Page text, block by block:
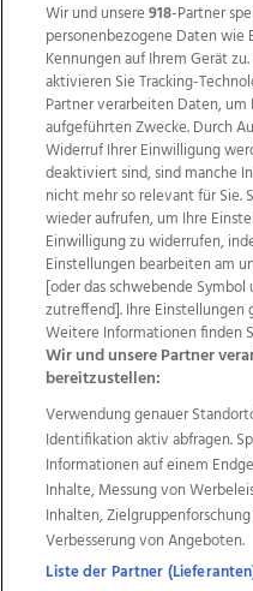
Wir über uns
Datenschutz
AGB Website
Weitere Angebote
TV1 di-mog-i.at
Life Radio
OÖN Karriere
OÖN
Regionaljobs
Wir und unsere918-Partner
personenbezogene Daten
Kennungen auf Ihrem Gerät
aktivieren Sie Tracking-
Partner verarbeiten Daten,
aufgeführten Zwecke. Durch
Widerruf Ihrer Einwilligung
deaktiviert sind, sind manche
nicht mehr so relevant für Sie.
wieder aufrufen, um Ihre
Einwilligung zu widerrufen,
Einstellungen bearbeiten am
[oder das schwebende
zutreffend]. Ihre Einstellungen
Weitere Informationen finden
Wir und unsere Partner
bereitzustellen:
Verwendung genauer
Identifikation aktiv abfragen.
Informationen auf einem
Inhalte, Messung von
Inhalten,
Verbesserung von Angeboten.
Liste der Partner